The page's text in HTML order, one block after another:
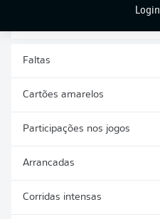
Login
Faltas
Cartões amarelos
Participações nos jogos
Arrancadas
Corridas intensas